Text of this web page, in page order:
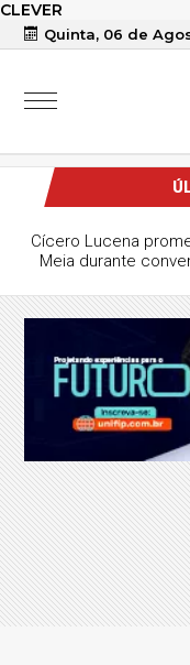
CLEVER
Quinta, 06 de
Cícero Lucena
Meia durante